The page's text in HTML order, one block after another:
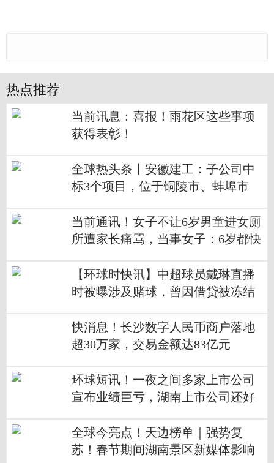
热点推荐
当前讯息：喜报！雨花区这些事项
获得表彰！
全球热头条丨安徽建工：子公司中
标3个项目，位于铜陵市、蚌埠市
当前通讯！女子不让6岁男童进女厕
所遭家长痛骂，当事女子：6岁都快
【环球时快讯】中超球员戴琳直播
时被曝涉及赌球，曾因借贷被冻结
快消息！长沙数字人民币商户落地
超30万家，交易金额达83亿元
环球短讯！一夜之间多家上市公司
宣布业绩巨亏，湖南上市公司还好
全球今亮点！天边榜单｜强势复
苏！春节期间湖南景区新媒体影响